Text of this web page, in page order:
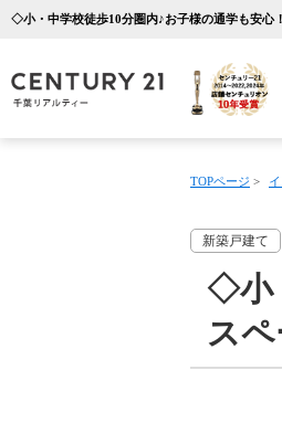
TOPページ >
新築戸建て
◇小
ス